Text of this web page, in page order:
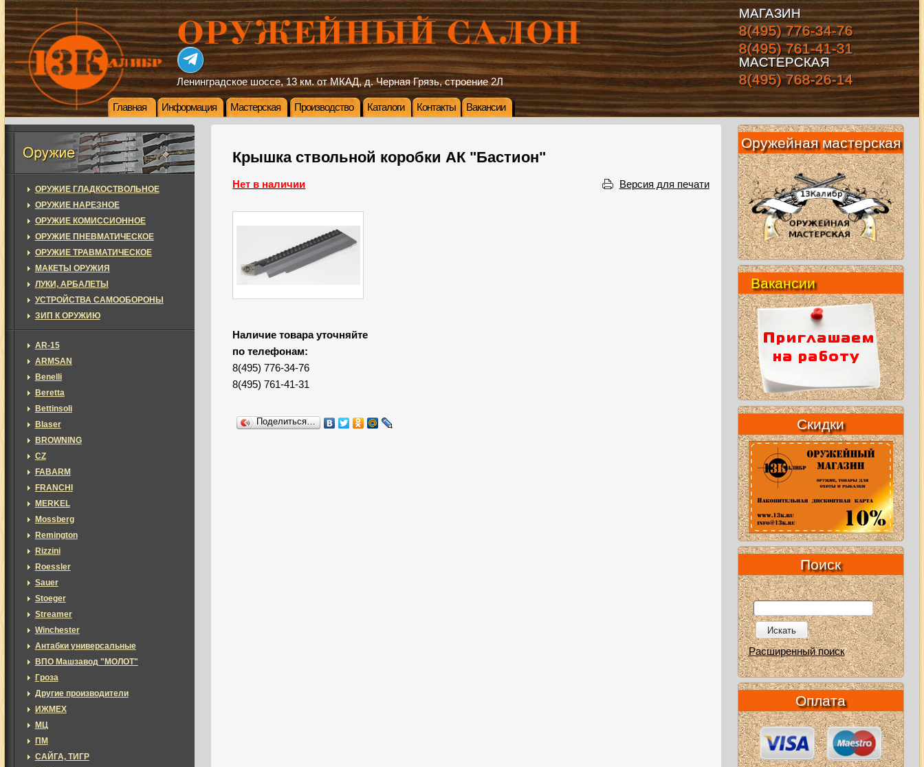
Ленинградское шоссе, 13 км. от МКАД, д. Черная Грязь, строение 2Л
МАГАЗИН
8(495) 776-34-76
8(495) 761-41-31
МАСТЕРСКАЯ
8(495) 768-26-14
Главная Информация Мастерская Производство Каталоги Контакты Вакансии
Крышка ствольной коробки АК "Бастион"
Версия для печати
Нет в наличии
Наличие товара уточняйте
по телефонам:
8(495) 776-34-76
8(495) 761-41-31
Поделиться…
ОРУЖИЕ ГЛАДКОСТВОЛЬНОЕ
ОРУЖИЕ НАРЕЗНОЕ
ОРУЖИЕ КОМИССИОННОЕ
ОРУЖИЕ ПНЕВМАТИЧЕСКОЕ
ОРУЖИЕ ТРАВМАТИЧЕСКОЕ
МАКЕТЫ ОРУЖИЯ
ЛУКИ, АРБАЛЕТЫ
УСТРОЙСТВА САМООБОРОНЫ
ЗИП К ОРУЖИЮ
AR-15
ARMSAN
Benelli
Beretta
Bettinsoli
Blaser
BROWNING
CZ
FABARM
FRANCHI
MERKEL
Mossberg
Remington
Rizzini
Roessler
Sauer
Stoeger
Streamer
Winchester
Антабки универсальные
ВПО Машзавод "МОЛОТ"
Гроза
Другие производители
ИЖМЕХ
МЦ
ПМ
САЙГА, ТИГР
Оружейная мастерская
Вакансии
Скидки
Поиск
Искать
Расширенный поиск
Оплата